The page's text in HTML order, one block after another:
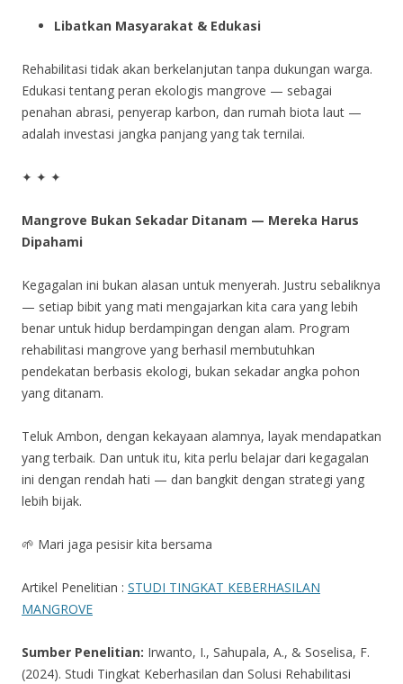
Libatkan Masyarakat & Edukasi
Rehabilitasi tidak akan berkelanjutan tanpa dukungan warga.
Edukasi tentang peran ekologis mangrove — sebagai
penahan abrasi, penyerap karbon, dan rumah biota laut —
adalah investasi jangka panjang yang tak ternilai.
✦ ✦ ✦
Mangrove Bukan Sekadar Ditanam — Mereka Harus
Dipahami
Kegagalan ini bukan alasan untuk menyerah. Justru sebaliknya
— setiap bibit yang mati mengajarkan kita cara yang lebih
benar untuk hidup berdampingan dengan alam. Program
rehabilitasi mangrove yang berhasil membutuhkan
pendekatan berbasis ekologi, bukan sekadar angka pohon
yang ditanam.
Teluk Ambon, dengan kekayaan alamnya, layak mendapatkan
yang terbaik. Dan untuk itu, kita perlu belajar dari kegagalan
ini dengan rendah hati — dan bangkit dengan strategi yang
lebih bijak.
🌱 Mari jaga pesisir kita bersama
Artikel Penelitian : STUDI TINGKAT KEBERHASILAN
MANGROVE
Sumber Penelitian: Irwanto, I., Sahupala, A., & Soselisa, F.
(2024). Studi Tingkat Keberhasilan dan Solusi Rehabilitasi